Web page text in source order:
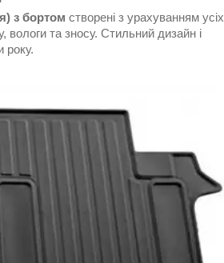
з бортом створені з урахуванням усіх
вологи та зносу. Стильний дизайн і
року.